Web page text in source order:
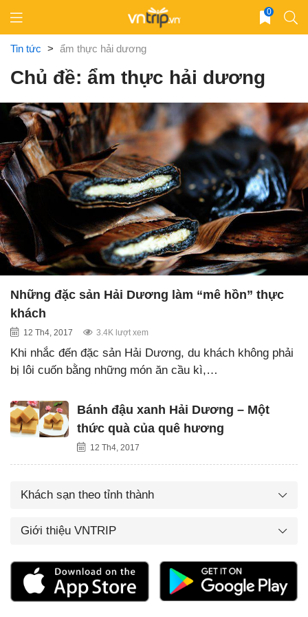
content
0
Tin tức > ẩm thực hải dương
Chủ đề: ẩm thực hải dương
Những đặc sản Hải Dương làm “mê hồn” thực
khách
12 Th4, 2017 3.4K lượt xem
Khi nhắc đến đặc sản Hải Dương, du khách không phải
bị lôi cuốn bằng những món ăn cầu kì,…
Bánh đậu xanh Hải Dương – Một
thức quà của quê hương
12 Th4, 2017
Khách sạn theo tỉnh thành
Giới thiệu VNTRIP